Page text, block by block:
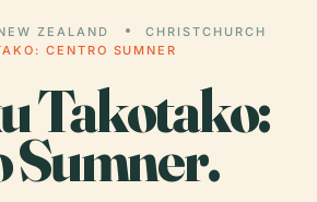
ZEALAND
CHRISTCHURCH
CENTRO SUMNER
Takotako:
Sumner.